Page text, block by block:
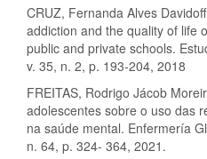
CRUZ, Fernanda Alves
addiction and the quality of life
public and private schools.
v. 35, n. 2, p. 193-204, 2018
FREITAS, Rodrigo Jácob
adolescentes sobre o uso das
na saúde mental. Enfermería
n. 64, p. 324- 364, 2021.